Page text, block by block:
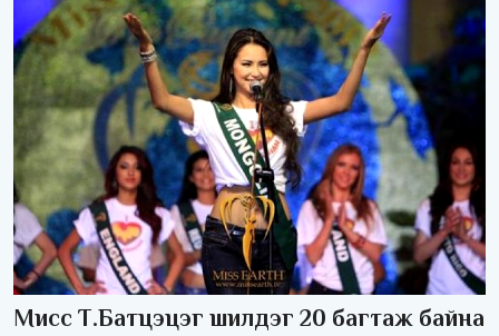
Мисс Т.Батцэцэг шилдэг 20 багтаж байна